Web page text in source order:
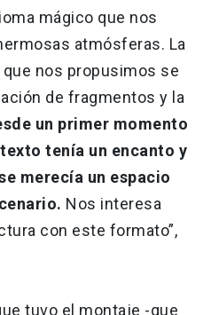
mágico que nos
atmósferas. La
nos propusimos se
de fragmentos y la
un primer momento
tenía un encanto y
merecía un espacio
Nos interesa
con este formato”,
tuvo el montaje -que